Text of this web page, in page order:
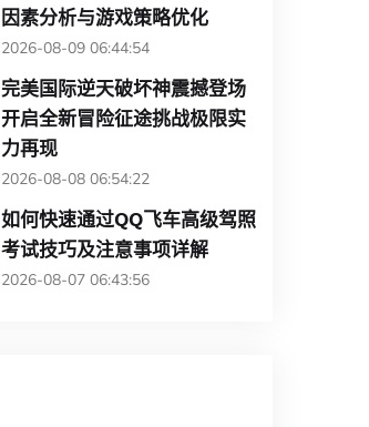
因素分析与游戏策略优化
2026-08-09 06:44:54
完美国际逆天破坏神震撼登场
开启全新冒险征途挑战极限实
力再现
2026-08-08 06:54:22
如何快速通过QQ飞车高级驾照
考试技巧及注意事项详解
2026-08-07 06:43:56